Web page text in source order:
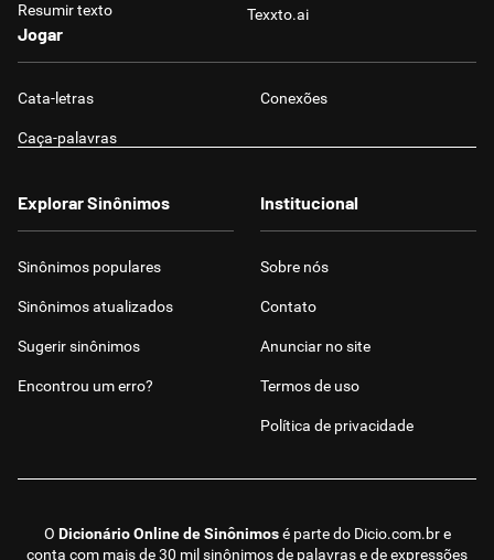
Resumir texto Texxto.ai
Jogar
Cata-letras Conexões
Caça-palavras
O Dicionário Online de Sinônimosé parte do Dicio.com.bre
conta com mais de 30 mil sinônimos de palavras e de expressões
Explorar Sinônimos
Sinônimos populares
Sinônimos atualizados
Sugerir sinônimos
Encontrou um erro?
Institucional
Sobre nós
Contato
Anunciar no site
Termos de uso
Política de privacidade